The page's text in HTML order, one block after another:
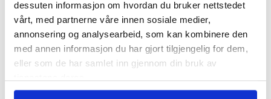
dessuten informasjon om hvordan du bruker nettstedet
vårt, med partnerne våre innen sosiale medier,
annonsering og analysearbeid, som kan kombinere den
med annen informasjon du har gjort tilgjengelig for dem,
eller som de har samlet inn gjennom din bruk av
påpekte NTL-lederen.
– Vi i NTL er opptatt av det Trump ser ut
til å kaste på båten i USA, nemlig sentrale
demokratiske verdier som politisk ansvar,